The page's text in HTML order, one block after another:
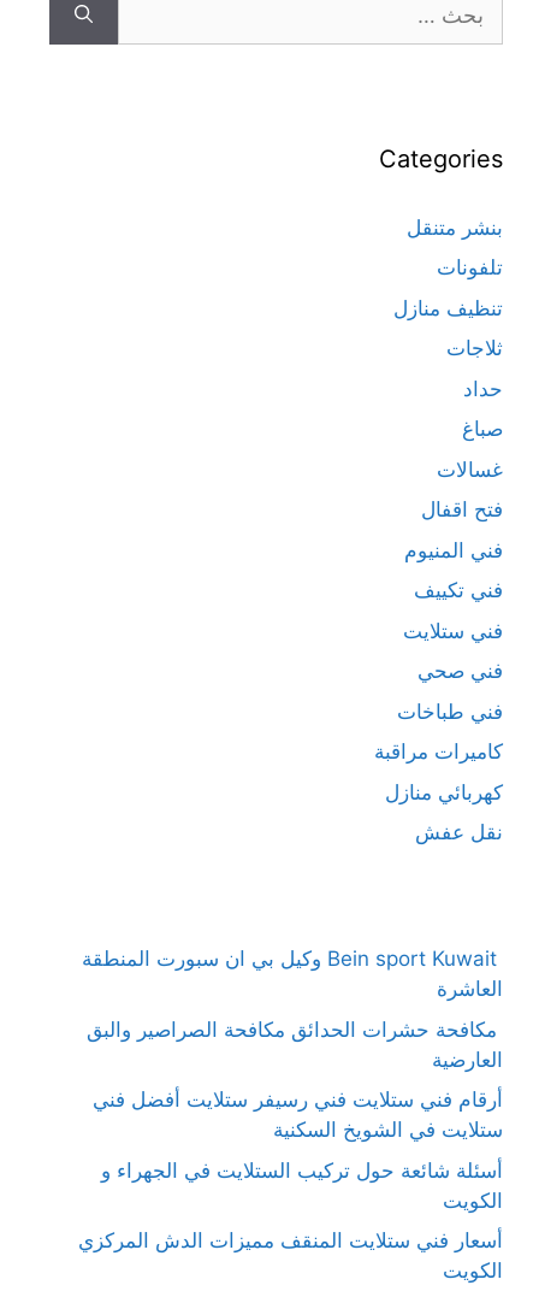
Categories
بنشر متنقل
تلفونات
تنظيف منازل
ثلاجات
حداد
صباغ
غسالات
فتح اقفال
فني المنيوم
فني تكييف
فني ستلايت
فني صحي
فني طباخات
كاميرات مراقبة
كهربائي منازل
نقل عفش
Bein sport Kuwait وكيل بي ان سبورت المنطقة
العاشرة
مكافحة حشرات الحدائق مكافحة الصراصير والبق
العارضية
أرقام فني ستلايت فني رسيفر ستلايت أفضل فني
ستلايت في الشويخ السكنية
أسئلة شائعة حول تركيب الستلايت في الجهراء و
الكويت
أسعار فني ستلايت المنقف مميزات الدش المركزي
الكويت